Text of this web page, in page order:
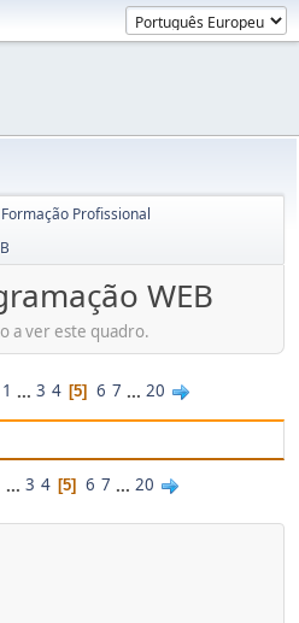
Formação Profissional
WEB
a ver este quadro.
1 ... 3 4 5 6 7 ... 20
... 3 4 5 6 7 ... 20